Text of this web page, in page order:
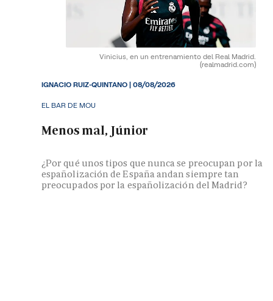
Vinicius, en un entrenamiento del Real Madrid.
(realmadrid.com)
EL BAR DE MOU
Menos mal, Júnior
¿Por qué unos tipos que nunca se preocupan por la
españolización de España andan siempre tan
preocupados por la españolización del Madrid?
IGNACIO RUIZ-QUINTANO|08/08/2026